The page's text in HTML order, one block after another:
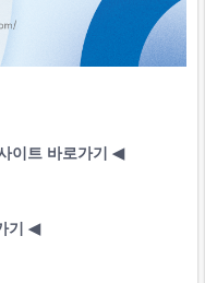
이트 바로가기 ◀​
◀